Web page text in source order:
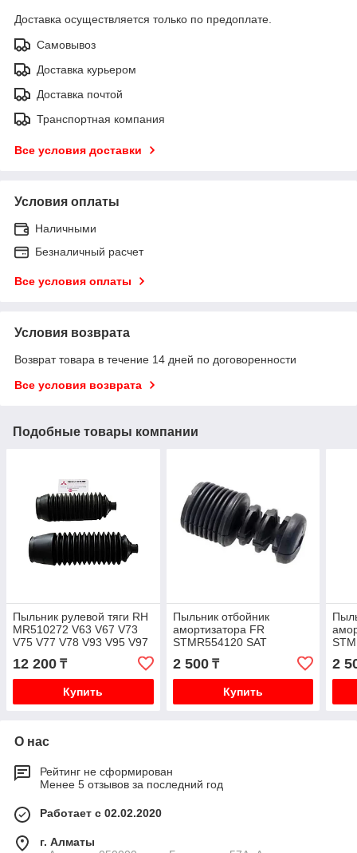
Доставка осуществляется только по предоплате.
Самовывоз
Доставка курьером
Доставка почтой
Транспортная компания
Все условия доставки
Условия оплаты
Наличными
Безналичный расчет
Все условия оплаты
Условия возврата
Возврат товара в течение 14 дней по договоренности
Все условия возврата
Подобные товары компании
Пыльник рулевой тяги RH
MR510272 V63 V67 V73
V75 V77 V78 V93 V95 V97
12 200 ₸
Купить
Пыльник отбойник
амортизатора FR
STMR554120 SAT
V77 V78 V93 V95 V97 98
2 500₸
Купить
V77
2
О нас
Рейтинг не сформирован
Менее 5 отзывов за последний год
Работает с 02.02.2020
г. Алматы